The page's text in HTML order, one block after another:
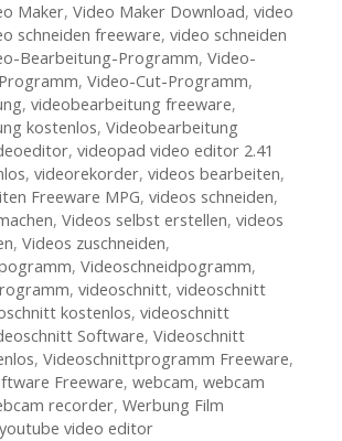
Maker, Video Maker Download, video
schneiden freeware, video schneiden
Bearbeitung-Programm, Video-
, Video-Cut-Programm,
, videobearbeitung freeware,
kostenlos, Videobearbeitung
, videopad video editor 2.41
, videorekorder, videos bearbeiten,
Freeware MPG, videos schneiden,
, Videos selbst erstellen, videos
, Videos zuschneiden,
, Videoschneidpogramm,
, videoschnitt, videoschnitt
kostenlos, videoschnitt
Software, Videoschnitt
, Videoschnittprogramm Freeware,
Freeware, webcam, webcam
recorder, Werbung Film
youtube video editor